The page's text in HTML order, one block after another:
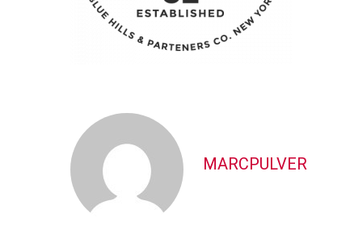
MARCPULVER